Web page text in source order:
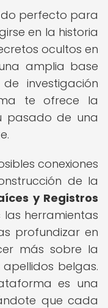
perfecto para
en la historia
ocultos en
amplia base
investigación
te ofrece la
pasado de una
conexiones
de la
y Registros
herramientas
profundizar en
más sobre la
belgas.
es una
que cada